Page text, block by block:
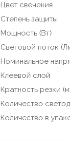
Цвет свечения
Степень защиты
Мощность (Вт)
Световой поток
Номинальное
Клеевой слой
Кратность резки
Количество
Количество в